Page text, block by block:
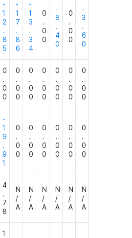
-
1
2
.
8
5
-
1
7
.
8
6
-
1
3
.
3
4
0
.
0
0
-
8
.
4
0
0
.
0
0
-
3
.
6
0
0
.
0
0
0
.
0
0
0
.
0
0
0
.
0
0
0
.
0
0
0
.
0
0
0
.
0
0
-
1
9
.
9
1
0
.
0
0
0
.
0
0
0
.
0
0
0
.
0
0
0
.
0
0
0
.
0
0
4
.
7
8
N
/
A
N
/
A
N
/
A
N
/
A
N
/
A
N
/
A
1